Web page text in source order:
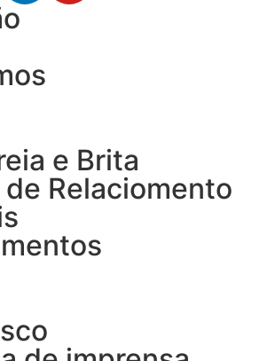
e Brita
de Relaciomento